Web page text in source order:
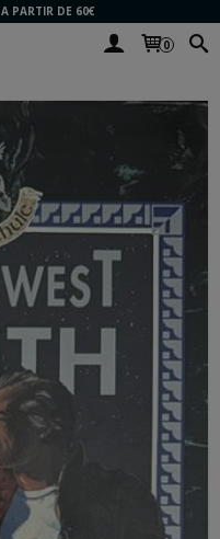
PARTIR DE 60€
0